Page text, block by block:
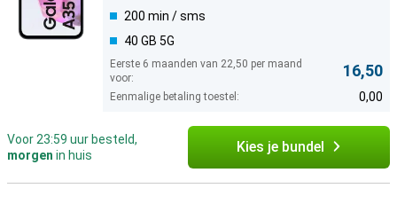
200 min / sms
40 GB 5G
Eerste 6 maanden van 22,50 per maand
voor:
16,50
Eenmalige betaling toestel: 0,00
Voor 23:59 uur besteld,
morgen in huis Kies je bundel